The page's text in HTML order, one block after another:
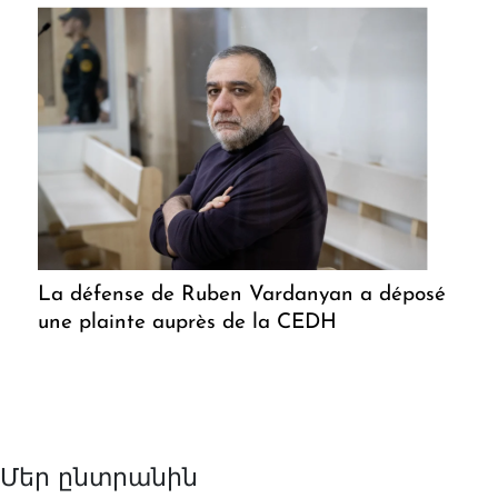
La défense de Ruben Vardanyan a déposé
une plainte auprès de la CEDH
Մեր ընտրանին